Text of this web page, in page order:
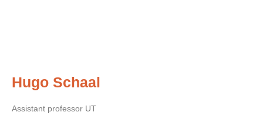
Hugo Schaal
Assistant professor UT